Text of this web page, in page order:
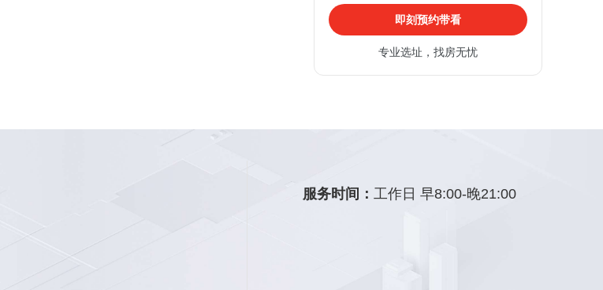
即刻预约带看
专业选址，找房无忧
服务时间：工作日 早8:00-晚21:00